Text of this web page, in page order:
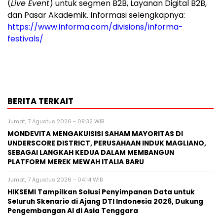
(Live Event) untuk segmen B2B, Layanan Digital B2B,
dan Pasar Akademik. Informasi selengkapnya:
https://www.informa.com/divisions/informa-
festivals/
BERITA TERKAIT
Jumat, 7 Agustus 2026 - 09:32 WIB
MONDEVITA MENGAKUISISI SAHAM MAYORITAS DI
UNDERSCORE DISTRICT, PERUSAHAAN INDUK MAGLIANO,
SEBAGAI LANGKAH KEDUA DALAM MEMBANGUN
PLATFORM MEREK MEWAH ITALIA BARU
Jumat, 7 Agustus 2026 - 04:14 WIB
HIKSEMI Tampilkan Solusi Penyimpanan Data untuk
Seluruh Skenario di Ajang DTI Indonesia 2026, Dukung
Pengembangan AI di Asia Tenggara